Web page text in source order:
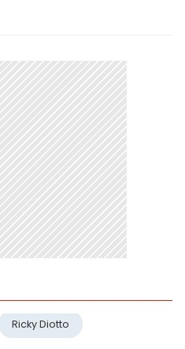
Ricky Diotto